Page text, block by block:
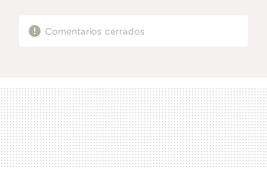
Comentarios cerrados